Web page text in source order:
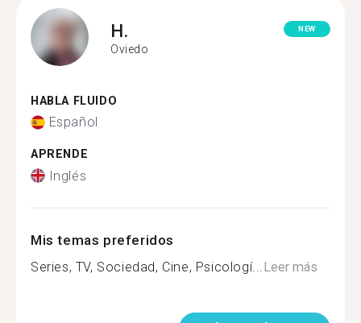
H.
Oviedo
NEW
HABLA FLUIDO
Español
APRENDE
Inglés
Mis temas preferidos
Series, TV, Sociedad, Cine, Psicologí... Leer más